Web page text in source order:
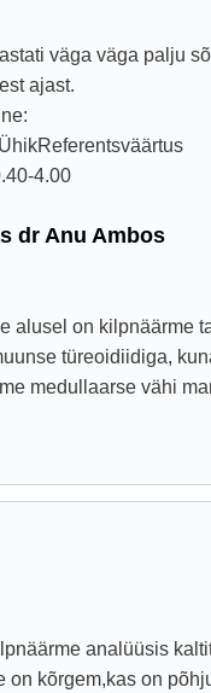
väga väga palju
ajast.
4.00
dr Anu Ambos
alusel on kilpnäärme
türeoidiidiga,
medullaarse vähi
analüüsis
on kõrgem,kas on